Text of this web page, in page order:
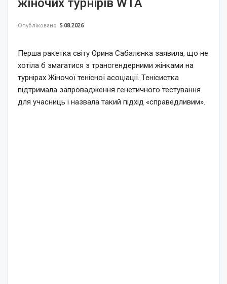
жіночих турнірів WTA
Опубліковано 5.08.2026
Перша ракетка світу Орина Сабалєнка заявила, що не
хотіла б змагатися з трансгендерними жінками на
турнірах Жіночої тенісної асоціації. Тенісистка
підтримала запровадження генетичного тестування
для учасниць і назвала такий підхід «справедливим».